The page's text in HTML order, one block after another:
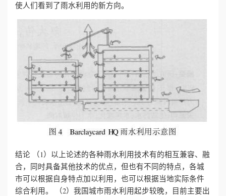
使人们看到了雨水利用的新方向。
结论
（1）以上论述的各种雨水利用技术有的相互兼容、融
合，同时具备其他技术的优点，但也有不同的特点，各城
市可以根据自身特点加以利用，也可以根据当地实际条件
综合利用。
（2）我国城市雨水利用起步较晚，目前主要出